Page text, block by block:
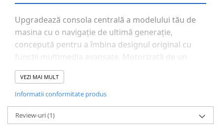
Upgradează consola centrală a modelului tău de
masina cu o navigație de ultimă generație,
concepută pentru a îmbina designul original cu
funcții multimedia avansate. Motorizată de un
procesorOcta-Core la 1.6 GHz
RAM, această unitate oferă o viteză de răspuns
instantanee. Indiferent că folosești navigația GPS
în timp real sau aplicații de divertisment, sistemul
Android 14
VEZI MAI MULT
Informatii conformitate produs
Review-uri(1)